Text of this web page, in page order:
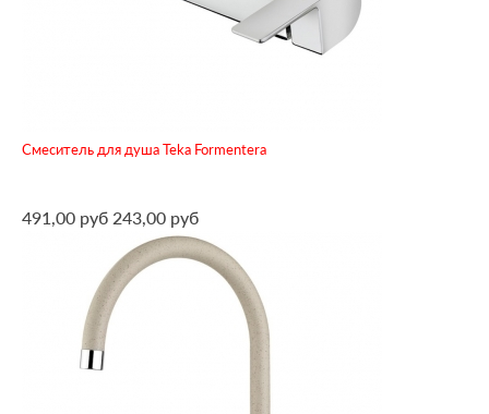
Смеситель для душа Teka Formentera
491,00 руб 243,00 руб